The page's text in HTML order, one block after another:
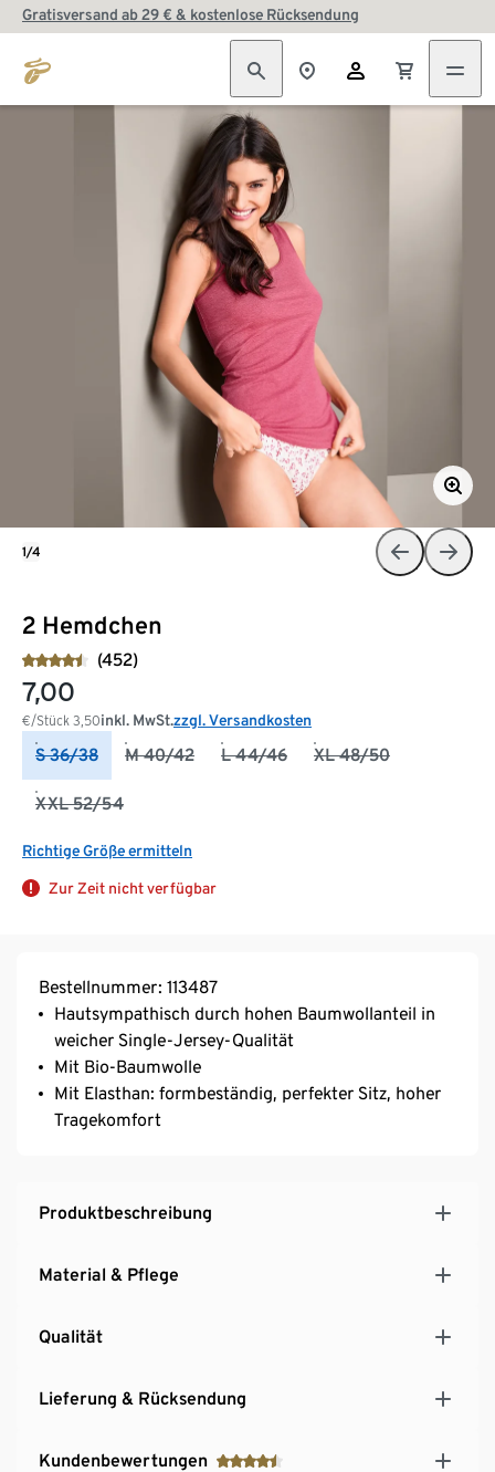
Gratisversand ab 29 € & kostenlose Rücksendung
2 Hemdchen
(452)
7,00
€/Stück 3,50inkl. MwSt.zzgl. Versandkosten
S 36/38 M 40/42 L 44/46 XL 48/50
XXL 52/54
Richtige Größe ermitteln
Zur Zeit nicht verfügbar
1/4
Bestellnummer: 113487
Hautsympathisch durch hohen Baumwollanteil in
weicher Single-Jersey-Qualität
Mit Bio-Baumwolle
Mit Elasthan: formbeständig, perfekter Sitz, hoher
Tragekomfort
Produktbeschreibung
Material & Pflege
Qualität
Lieferung & Rücksendung
Kundenbewertungen